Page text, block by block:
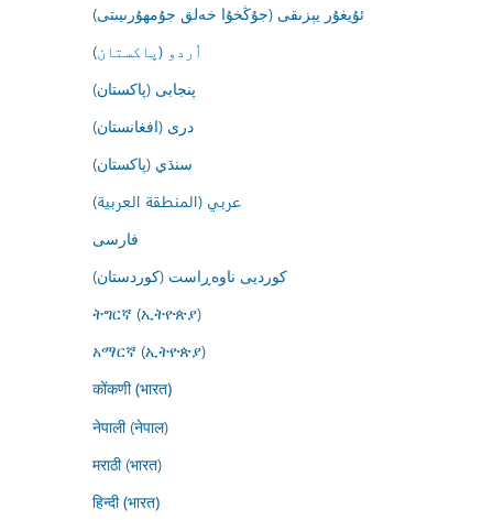
ئۇيغۇر يېزىقى (جۇڭخۇا خەلق جۇمھۇرىيىتى)
اُردو (پاکستان)
پنجابی (پاکستان)
درى (افغانستان)
سنڌي (پاکستان)
عربي (المنطقة العربية)
فارسى
کوردیی ناوەڕاست (کوردستان)
ትግርኛ (ኢትዮጵያ)
አማርኛ (ኢትዮጵያ)
कोंकणी (भारत)
नेपाली (नेपाल)
मराठी (भारत)
हिन्दी (भारत)